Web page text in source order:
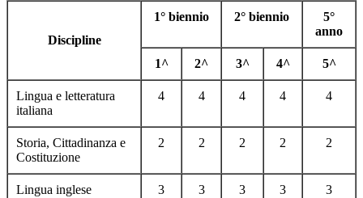
Discipline
1° biennio 2° biennio
5°
anno
1^ 2^ 3^ 4^ 5^
Lingua e letteratura
italiana
4 4 4 4 4
Storia, Cittadinanza e
Costituzione
2 2 2 2 2
Lingua inglese 3 3 3 3 3